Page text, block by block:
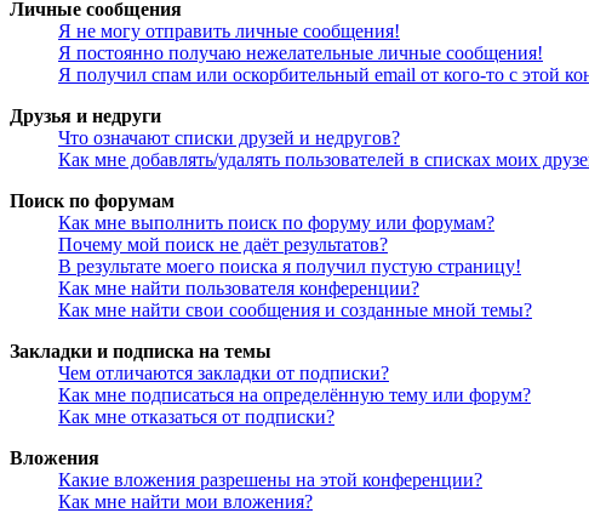
Личные сообщения
Я не могу отправить личные сообщения!
Я постоянно получаю нежелательные личные сообщения!
Я получил спам или оскорбительный email от кого-то с этой
Друзья и недруги
Что означают списки друзей и недругов?
Как мне добавлять/удалять пользователей в списках моих
Поиск по форумам
Как мне выполнить поиск по форуму или форумам?
Почему мой поиск не даёт результатов?
В результате моего поиска я получил пустую страницу!
Как мне найти пользователя конференции?
Как мне найти свои сообщения и созданные мной темы?
Закладки и подписка на темы
Чем отличаются закладки от подписки?
Как мне подписаться на определённую тему или форум?
Как мне отказаться от подписки?
Вложения
Какие вложения разрешены на этой конференции?
Как мне найти мои вложения?